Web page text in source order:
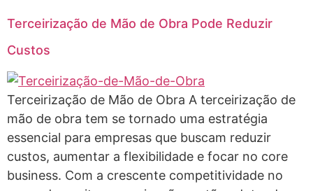
Terceirização de Mão de Obra Pode Reduzir
Custos
Terceirização de Mão de Obra A terceirização de
mão de obra tem se tornado uma estratégia
essencial para empresas que buscam reduzir
custos, aumentar a flexibilidade e focar no core
business. Com a crescente competitividade no